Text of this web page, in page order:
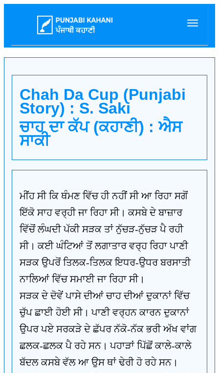
Chah Da Cup (Punjabi
Story) : S. Saki
ਚਾਹ ਦਾ ਕੱਪ (ਕਹਾਣੀ) : ਐਸ
ਸਾਕੀ
ਮੀਂਹ ਸੀ ਕਿ ਥੰਮਣ ਵਿੱਚ ਹੀ ਨਹੀਂ ਸੀ ਆ ਰਿਹਾ ਸਗੋਂ
ਇੱਕੋ ਸਾਹ ਵਰ੍ਹੀ ਜਾ ਰਿਹਾ ਸੀ। ਕਸਬੇ ਦੇ ਬਾਜ਼ਾਰ
ਵਿੱਚੋਂ ਲੰਘਦੀ ਪੱਕੀ ਸੜਕ ਤਾਂ ਨੁੱਚੜ-ਨੁੱਚੜ ਪੈ ਰਹੀ
ਸੀ। ਕਈ ਘੰਟਿਆਂ ਤੋਂ ਲਗਾਤਾਰ ਵਰ੍ਹ ਰਿਹਾ ਪਾਣੀ
ਸੜਕ ਉਪਰੋਂ ਤਿਲਕ-ਤਿਲਕ ਇਧਰ-ਉਧਰ ਬਰਸਾਤੀ
ਨਾਲਿਆਂ ਵਿੱਚ ਸਮਾਈ ਜਾ ਰਿਹਾ ਸੀ।
ਸੜਕ ਦੇ ਦੋਵੇਂ ਪਾਸੇ ਦੀਆਂ ਚਾਹ ਦੀਆਂ ਦੁਕਾਨਾਂ ਵਿੱਚ
ਚੁੱਪ ਛਾਈ ਹੋਈ ਸੀ। ਪਾਣੀ ਵਰ੍ਹਨ ਕਾਰਨ ਦੁਕਾਨਾਂ
ਉਪਰ ਪਏ ਸਰਕੜੇ ਦੇ ਛੱਪਰ ਨੱਕੋ-ਨੱਕ ਭਰੀ ਅੱਖ ਵਾਂਗ
ਛਲਕ-ਛਲਕ ਪੈ ਰਹੇ ਸਨ। ਪਹਾੜਾਂ ਪਿੱਛੋਂ ਕਾਲੇ-ਕਾਲੇ
ਬੱਦਲ ਕਸਬੇ ਵੱਲ ਆ ਉਸ ਥਾਂ ਢੇਰੀ ਹੋ ਰਹੇ ਸਨ।